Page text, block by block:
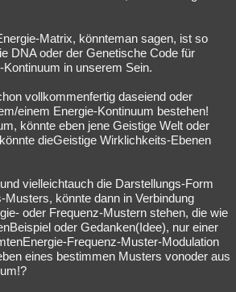
Matrix, könnteman sagen, ist so
DNA oder der Genetische Code für
in unserem Sein.
vollkommenfertig daseiend oder
einem Energie-Kontinuum bestehen!
könnte eben jene Geistige Welt oder
dieGeistige Wirklichkeits-Ebenen
vielleichtauch die Darstellungs-Form
könnte dann in Verbindung
oder Frequenz-Mustern stehen, die wie
oder Gedanken(Idee), nur einer
Frequenz-Muster-Modulation
eines bestimmen Musters vonoder aus